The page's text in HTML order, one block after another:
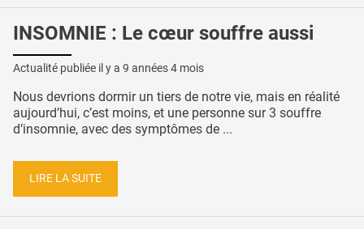
INSOMNIE : Le cœur souffre aussi
Actualité publiée il y a 9 années 4 mois
Nous devrions dormir un tiers de notre vie, mais en réalité
aujourd’hui, c’est moins, et une personne sur 3 souffre
d’insomnie, avec des symptômes de ...
LIRE LA SUITE